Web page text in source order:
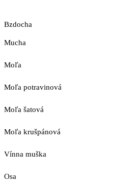
Bzdocha
Mucha
Moľa
Moľa potravinová
Moľa šatová
Moľa krušpánová
Vínna muška
Osa